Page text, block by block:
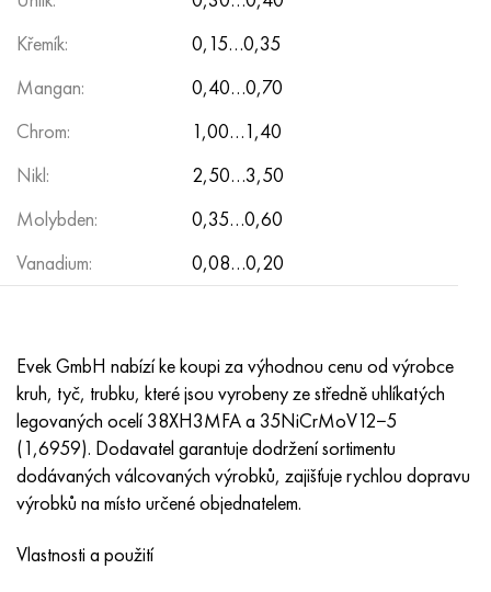
Křemík:
0,15…0,35
Mangan:
0,40…0,70
Chrom:
1,00…1,40
Nikl:
2,50…3,50
Molybden:
0,35…0,60
Vanadium:
0,08…0,20
Evek GmbH nabízí ke koupi za výhodnou cenu od výrobce
kruh, tyč, trubku, které jsou vyrobeny ze středně uhlíkatých
legovaných ocelí 38XH3MFA a 35NiCrMoV12−5
(1,6959). Dodavatel garantuje dodržení sortimentu
dodávaných válcovaných výrobků, zajišťuje rychlou dopravu
výrobků na místo určené objednatelem.
Vlastnosti a použití
MP159
Nicrofer 5923 hMo
Nicrofer 6030
Nitronik 40
Nitronik 50
Nitronik 75
Nimonic 80a
Nimonic 90
Nimonic 263
56DGNH
79NM, Magnifer 7904
80NM
80NMV-VI
80 NHS
Druhy přesných slitin
Termobimetaly
Přesná trubka
HN73MBTYu
HN75 MBTYu
XN75TBYu
XN77TYu
XN77TYUR
HN80TBY
N65M, EP982
H70MFV
5B
V 6
TS-6
14 titan
SP -17
1.4567 - AISI 304Cu
1.4574 - Slitina PH 15-7 Mo®
1.4580 - AISI 316Cb
1,4597 - AISI 204Cu
Slitina 28 - 1,4563
Alloy 254smo® - 1,4547
Slitina 926 - 1,4529
AM-350 – AM-5548
AM-355 – AM-5547
15X16H2AM
18X12VMBFR
20X12VNMF
20H3MMF
21NKMT
40X10X2M
40Х9С2
45Х14Н14В2М
50X14MF
30X, AISI 5130, 30h
30hgsa, 30hgsa
30hgsn2a, 30hgsna
30xn2ma, 30CrNiMo8
30хн3а, 31nicr14
35hgs, 35hgs
35hgsa, 35hgsa
ac35g2, 36smnpb14, 1.0765
38x2n2ma, 34CrNiMo6, 40NiCrMo7